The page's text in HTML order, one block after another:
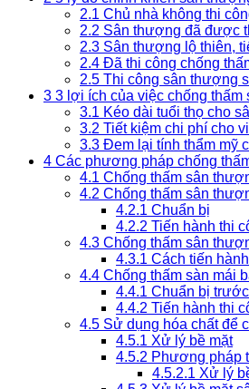
2.1 Chủ nhà không thi
2.2 Sân thượng đã được
2.3 Sân thượng lộ thiên,
2.4 Đã thi công chống
2.5 Thi công sân thượng
3 3 lợi ích của việc chống thấm
3.1 Kéo dài tuổi thọ cho
3.2 Tiết kiệm chi phí cho
3.3 Đem lại tính thẩm mỹ
4 Các phương pháp chống
4.1 Chống thấm sân
4.2 Chống thấm sân
4.2.1 Chuẩn bị
4.2.2 Tiến hành thi
4.3 Chống thấm sân
4.3.1 Cách tiến hành
4.4 Chống thấm sàn mái
4.4.1 Chuẩn bị
4.4.2 Tiến hành thi
4.5 Sử dụng hóa chất để
4.5.1 Xử lý bề mặt
4.5.2 Phương pháp
4.5.2.1 Xử lý